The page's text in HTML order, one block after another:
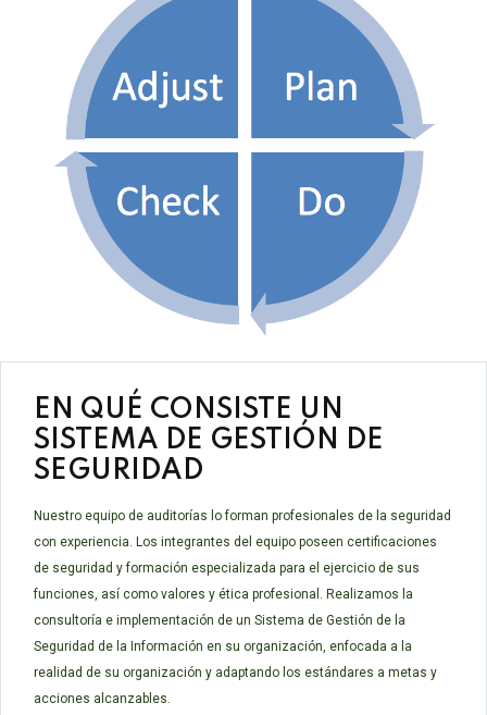
EN QUÉ CONSISTE UN
SISTEMA DE GESTIÓN DE
SEGURIDAD
Nuestro equipo de auditorías lo forman profesionales de la seguridad
con experiencia. Los integrantes del equipo poseen certificaciones
de seguridad y formación especializada para el ejercicio de sus
funciones, así como valores y ética profesional. Realizamos la
consultoría e implementación de un Sistema de Gestión de la
Seguridad de la Información en su organización, enfocada a la
realidad de su organización y adaptando los estándares a metas y
acciones alcanzables.